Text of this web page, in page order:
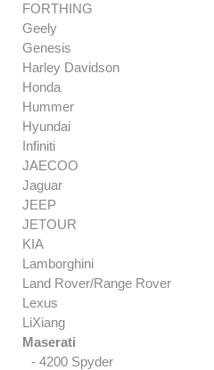
FORTHING
Geely
Genesis
Harley Davidson
Honda
Hummer
Hyundai
Infiniti
JAECOO
Jaguar
JEEP
JETOUR
KIA
Lamborghini
Land Rover/Range Rover
Lexus
LiXiang
Maserati
- 4200 Spyder